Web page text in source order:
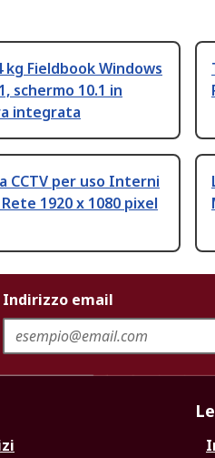
kg Fieldbook Windows
schermo 10.1 in
integrata
CCTV per uso Interni
Rete 1920 x 1080 pixel
Indirizzo email